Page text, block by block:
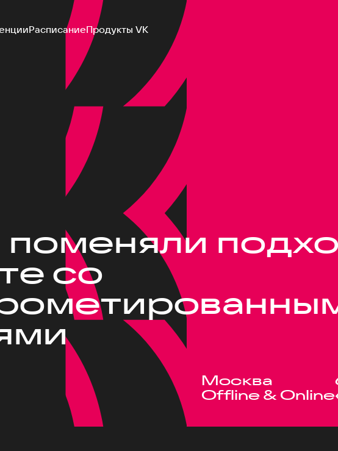
РасписаниеПродукты VK
поменяли
со
Москва
Offline & Online